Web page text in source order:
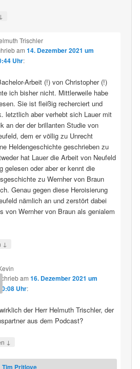
↓
Trischler
am 14. Dezember 2021 um
Uhr:
Arbeit (!) von Christopher (!)
ich bisher nicht. Mittlerweile habe
Sie ist fleißig recherciert und
letztlich aber verhebt sich Lauer mit
an der der brillanten Studie von
dem er völlig zu Unrecht
Heldengeschichte geschrieben zu
hat Lauer die Arbeit von Neufeld
gelesen oder aber er kennt die
zu Wernher von Braun
Genau gegen diese Heroisierung
nämlich an und zerstört dabei
von Wernher von Braun als genialem
↓
schriebam16. Dezember 2021 um
Uhr:
der Herr Helmuth Trischler, der
aus dem Podcast?
↓
Tim Pritlove